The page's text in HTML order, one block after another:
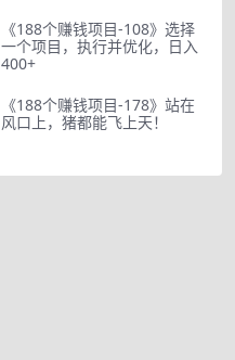
《188个赚钱项目-108》选择
一个项目，执行并优化，日入
400+
《188个赚钱项目-178》站在
风口上，猪都能飞上天！